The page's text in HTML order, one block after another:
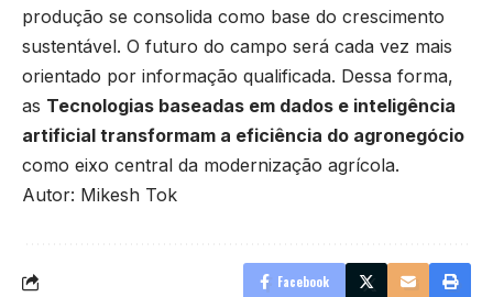
produção se consolida como base do crescimento
sustentável. O futuro do campo será cada vez mais
orientado por informação qualificada. Dessa forma,
as Tecnologias baseadas em dados e inteligência
artificial transformam a eficiência do agronegócio
como eixo central da modernização agrícola.
Autor: Mikesh Tok
Facebook